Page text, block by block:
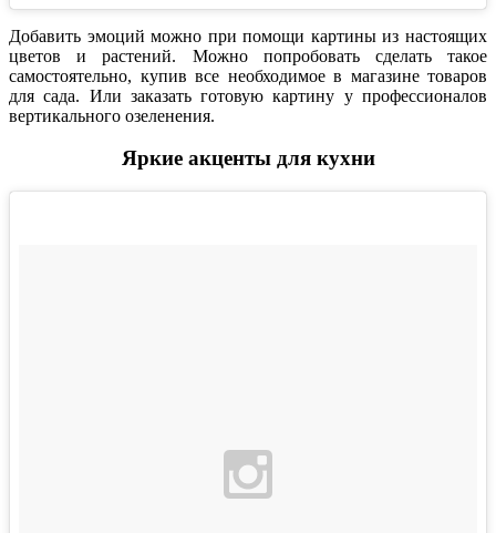
Добавить эмоций можно при помощи картины из настоящих
цветов и растений. Можно попробовать сделать такое
самостоятельно, купив все необходимое в магазине товаров
для сада. Или заказать готовую картину у профессионалов
вертикального озеленения.
Яркие акценты для кухни